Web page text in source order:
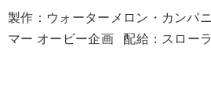
製作：ウォーターメロン・カンパ
マー オービー企画
配給：スロー